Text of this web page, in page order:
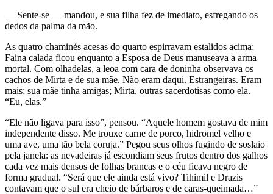
— Sente-se — mandou, e sua filha fez de imediato, esfregando os
dedos da palma da mão.
As quatro chaminés acesas do quarto espirravam estalidos acima;
Faina calada ficou enquanto a Esposa de Deus manuseava a arma
mortal. Com olhadelas, a leoa com cara de doninha observava os
cachos de Mirta e de sua mãe. Não eram daqui. Estrangeiras. Eram
mais; sua mãe tinha amigas; Mirta, outras sacerdotisas como ela.
“Eu, elas.”
“Ele não ligava para isso”, pensou. “Aquele homem gostava de mim
independente disso. Me trouxe carne de porco, hidromel velho e
uma ave, uma tão bela coruja.” Pegou seus olhos fugindo de soslaio
pela janela: as nevadeiras já escondiam seus frutos dentro dos galhos
cada vez mais densos de folhas brancas e o céu ficava negro de
forma gradual. “Será que ele ainda está vivo? Tihimil e Drazis
contavam que o sul era cheio de bárbaros e de caras-queimada…”